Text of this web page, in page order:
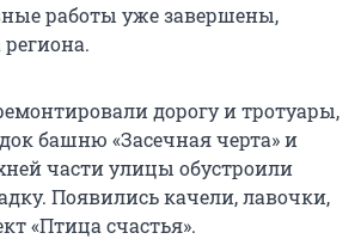
работы уже завершены,
региона.
дорогу и тротуары,
башню «Засечная черта» и
части улицы обустроили
Появились качели, лавочки,
«Птица счастья».